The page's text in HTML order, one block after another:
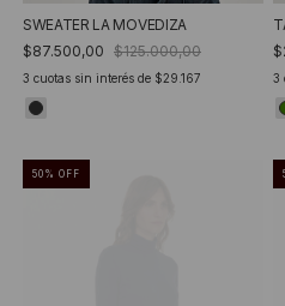
SWEATER LA MOVEDIZA
$87.500,00 $125.000,00
3 cuotas sin interés de $29.167 3
50 % OFF